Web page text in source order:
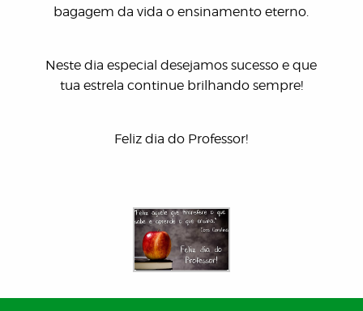
bagagem da vida o ensinamento eterno.
Neste dia especial desejamos sucesso e que
tua estrela continue brilhando sempre!
Feliz dia do Professor!